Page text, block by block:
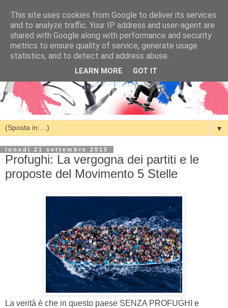
▼
lunedì 21 settembre 2015
Profughi: La vergogna dei partiti e le
proposte del Movimento 5 Stelle
La verità è che in questo paese SENZA PROFUGHI e
This site uses cookies from Google to deliver its services
and to analyze traffic. Your IP address and user-agent are
shared with Google along with performance and security
metrics to ensure quality of service, generate usage
statistics, and to detect and address abuse.
LEARN MORE GOT IT